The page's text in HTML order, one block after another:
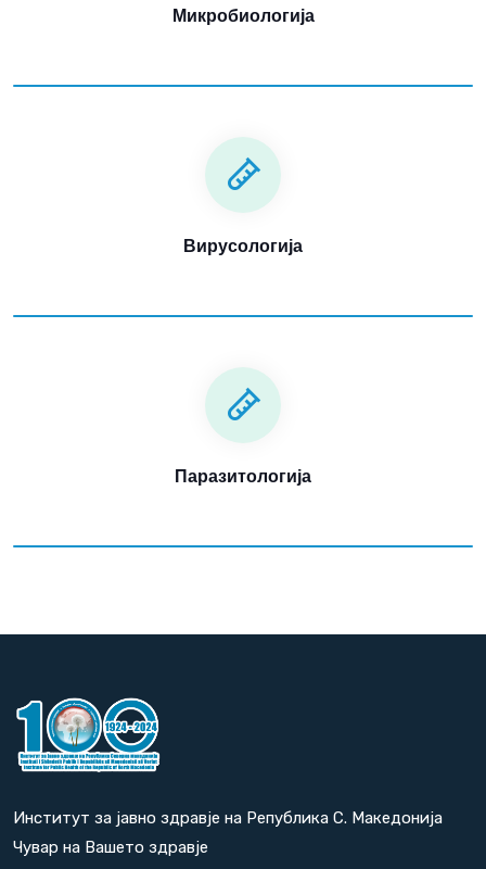
Микробиологија
Вирусологија
Паразитологија
Институт за јавно здравје на Република С. Македонија
Чувар на Вашето здравје